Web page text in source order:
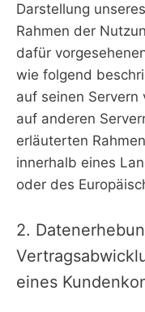
Darstellung
Rahmen der
dafür
wie folgend
auf seinen Servern
auf anderen
erläuterten
innerhalb eines
oder des
2.
eines